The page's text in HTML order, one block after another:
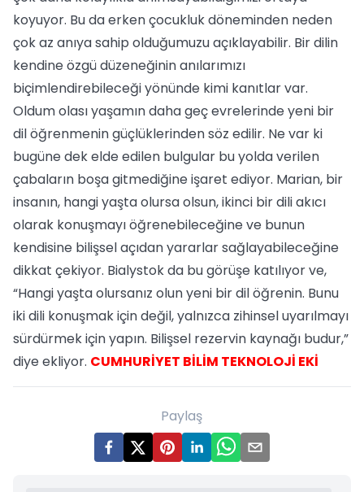
koyuyor. Bu da erken çocukluk döneminden neden
çok az anıya sahip olduğumuzu açıklayabilir. Bir dilin
kendine özgü düzeneğinin anılarımızı
biçimlendirebileceği yönünde kimi kanıtlar var.
Oldum olası yaşamın daha geç evrelerinde yeni bir
dil öğrenmenin güçlüklerinden söz edilir. Ne var ki
bugüne dek elde edilen bulgular bu yolda verilen
çabaların boşa gitmediğine işaret ediyor. Marian, bir
insanın, hangi yaşta olursa olsun, ikinci bir dili akıcı
olarak konuşmayı öğrenebileceğine ve bunun
kendisine bilişsel açıdan yararlar sağlayabileceğine
dikkat çekiyor. Bialystok da bu görüşe katılıyor ve,
“Hangi yaşta olursanız olun yeni bir dil öğrenin. Bunu
iki dili konuşmak için değil, yalnızca zihinsel uyarılmayı
sürdürmek için yapın. Bilişsel rezervin kaynağı budur,”
diye ekliyor. CUMHURİYET BİLİM TEKNOLOJİ EKİ
Paylaş